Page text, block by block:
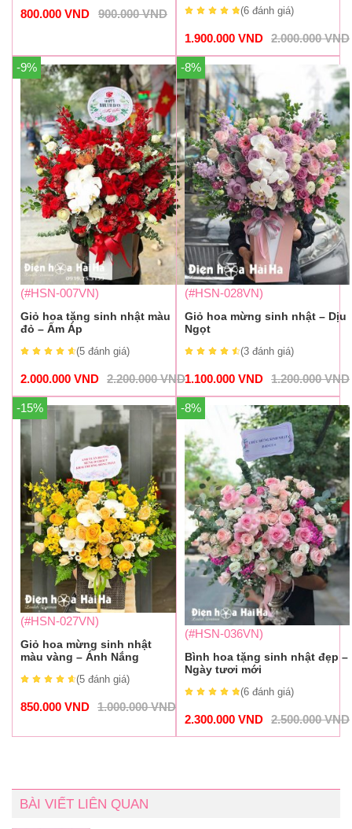
900.000VND
800.000 VND (6 đánh giá)
2.000.000VND
1.900.000 VND
-9%
(#HSN-007VN)
Giỏ hoa tặng sinh nhật màu
đỏ – Ấm Áp
(5 đánh giá)
2.200.000VND
2.000.000 VND
-8%
(#HSN-028VN)
Giỏ hoa mừng sinh nhật – Dịu
Ngọt
(3 đánh giá)
1.200.000VND
1.100.000 VND
-15%
(#HSN-027VN)
Giỏ hoa mừng sinh nhật
màu vàng – Ánh Nắng
(5 đánh giá)
1.000.000VND
850.000 VND
-8%
(#HSN-036VN)
Bình hoa tặng sinh nhật đẹp –
Ngày tươi mới
(6 đánh giá)
2.500.000VND
2.300.000 VND
BÀI VIẾT LIÊN QUAN